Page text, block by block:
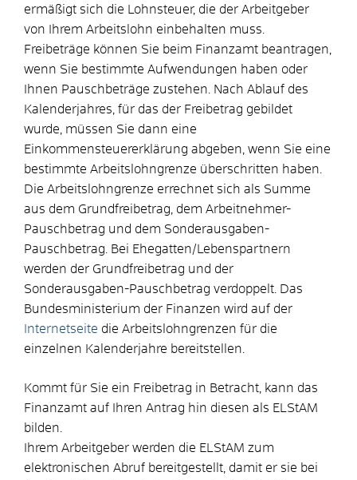
ermäßigt sich die Lohnsteuer, die der Arbeitgeber
von Ihrem Arbeitslohn einbehalten muss.
Freibeträge können Sie beim Finanzamt beantragen,
wenn Sie bestimmte Aufwendungen haben oder
Ihnen Pauschbeträge zustehen. Nach Ablauf des
Kalenderjahres, für das der Freibetrag gebildet
wurde, müssen Sie dann eine
Einkommensteuererklärung abgeben, wenn Sie eine
bestimmte Arbeitslohngrenze überschritten haben.
Die Arbeitslohngrenze errechnet sich als Summe
aus dem Grundfreibetrag, dem Arbeitnehmer-
Pauschbetrag und dem Sonderausgaben-
Pauschbetrag. Bei Ehegatten/Lebenspartnern
werden der Grundfreibetrag und der
Sonderausgaben-Pauschbetrag verdoppelt. Das
Bundesministerium der Finanzen wird auf der
Internetseite die Arbeitslohngrenzen für die
einzelnen Kalenderjahre bereitstellen.
Kommt für Sie ein Freibetrag in Betracht, kann das
Finanzamt auf Ihren Antrag hin diesen als ELStAM
bilden.
Ihrem Arbeitgeber werden die ELStAM zum
elektronischen Abruf bereitgestellt, damit er sie bei